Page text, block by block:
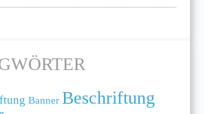
Banner Beschriftung